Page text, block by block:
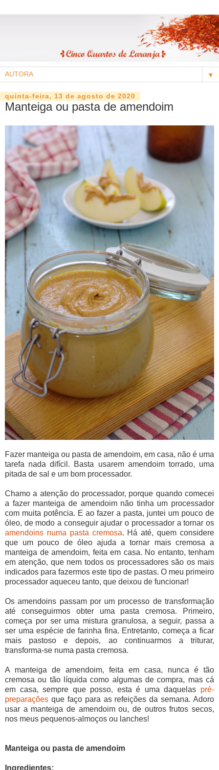
▼
quinta-feira, 13 de agosto de 2020
Manteiga ou pasta de amendoim
Fazer manteiga ou pasta de amendoim, em casa, não é uma
tarefa nada difícil. Basta usarem amendoim torrado, uma
pitada de sal e um bom processador.
Chamo a atenção do processador, porque quando comecei
a fazer manteiga de amendoim não tinha um processador
com muita potência. E ao fazer a pasta, juntei um pouco de
óleo, de modo a conseguir ajudar o processador a tornar os
amendoins numa pasta cremosa. Há até, quem considere
que um pouco de óleo ajuda a tornar mais cremosa a
manteiga de amendoim, feita em casa. No entanto, tenham
em atenção, que nem todos os processadores são os mais
indicados para fazermos este tipo de pastas. O meu primeiro
processador aqueceu tanto, que deixou de funcionar!
Os amendoins passam por um processo de transformação
até conseguirmos obter uma pasta cremosa. Primeiro,
começa por ser uma mistura granulosa, a seguir, passa a
ser uma espécie de farinha fina. Entretanto, começa a ficar
mais pastoso e depois, ao continuarmos a triturar,
transforma-se numa pasta cremosa.
A manteiga de amendoim, feita em casa, nunca é tão
cremosa ou tão líquida como algumas de compra, mas cá
em casa, sempre que posso, esta é uma daquelas pré-
preparações que faço para as refeições da semana. Adoro
usar a manteiga de amendoim ou, de outros frutos secos,
nos meus pequenos-almoços ou lanches!
Manteiga ou pasta de amendoim
Ingredientes: